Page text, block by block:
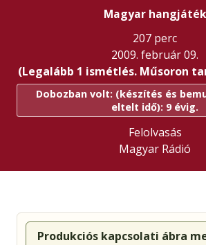
Magyar hangjáték
207 perc
2009. február 09.
(Legalább 1 ismétlés. Műsoron
Dobozban volt: (készítés és
eltelt idő): 9 évig.
Felolvasás
Magyar Rádió
Produkciós kapcsolati ábra